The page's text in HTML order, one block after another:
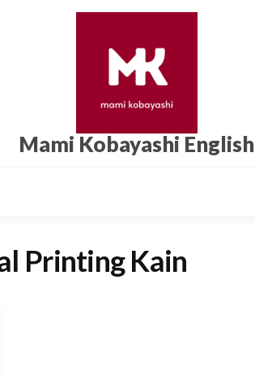
Mami Kobayashi English
Printing Kain